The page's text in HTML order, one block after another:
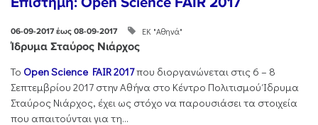
06-09-2017 έως 08-09-2017 ΕΚ "Αθηνά"
Ίδρυμα Σταύρος Νιάρχος
Το Open Science FAIR 2017που διοργανώνεται στις 6 – 8
Σεπτεμβρίου 2017 στην Αθήνα στο Κέντρο Πολιτισμού Ίδρυμα
Σταύρος Νιάρχος, έχει ως στόχο να παρουσιάσει τα στοιχεία
που απαιτούνται για τη...